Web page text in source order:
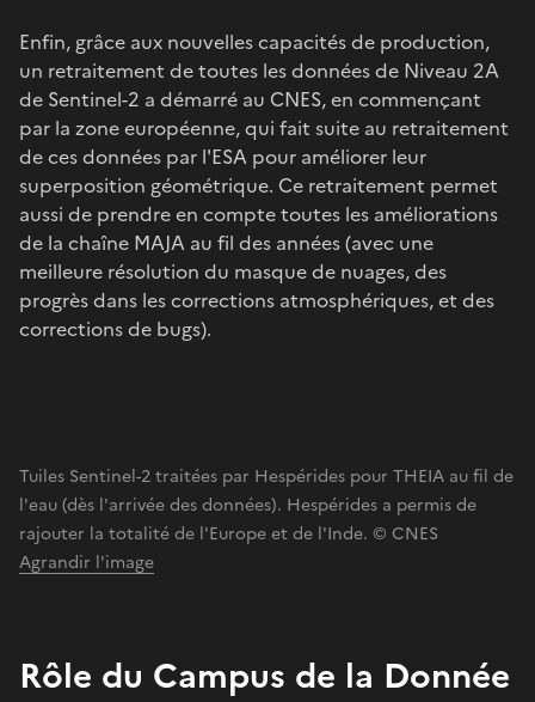
Enfin, grâce aux nouvelles capacités de production,
un retraitement de toutes les données de Niveau 2A
de Sentinel-2 a démarré au CNES, en commençant
par la zone européenne, qui fait suite au retraitement
de ces données par l'ESA pour améliorer leur
superposition géométrique. Ce retraitement permet
aussi de prendre en compte toutes les améliorations
de la chaîne MAJA au fil des années (avec une
meilleure résolution du masque de nuages, des
progrès dans les corrections atmosphériques, et des
corrections de bugs).
Tuiles Sentinel-2 traitées par Hespérides pour THEIA au fil de
l'eau (dès l'arrivée des données). Hespérides a permis de
rajouter la totalité de l'Europe et de l'Inde. © CNES
Agrandir l'image
Rôle du Campus de la Donnée